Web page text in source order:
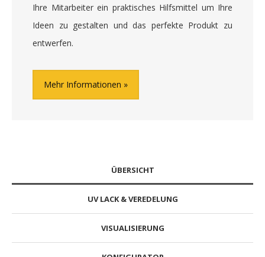
Ihre Mitarbeiter ein praktisches Hilfsmittel um Ihre
Ideen zu gestalten und das perfekte Produkt zu
entwerfen.
Mehr Informationen
ÜBERSICHT
UV LACK & VEREDELUNG
VISUALISIERUNG